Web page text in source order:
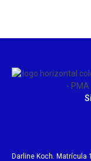
Darline Koch. Matrícula